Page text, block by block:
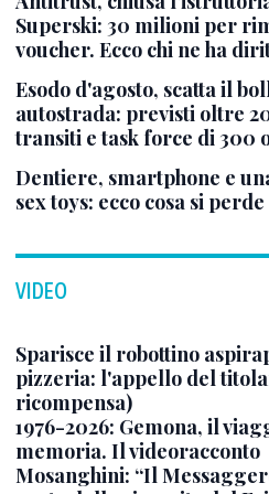
Superski: 30 milioni per
voucher. Ecco chi ne ha
Esodo d'agosto, scatta il
autostrada: previsti oltre
transiti e task force di 300
Dentiere, smartphone e
sex toys: ecco cosa si
VIDEO
Sparisce il robottino
pizzeria: l'appello del
ricompensa)
1976-2026: Gemona, il
memoria. Il videoracconto
Mosanghini: “Il